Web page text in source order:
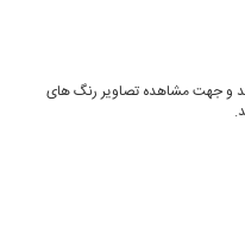
و جهت مشاهده تصاویر رنگ های